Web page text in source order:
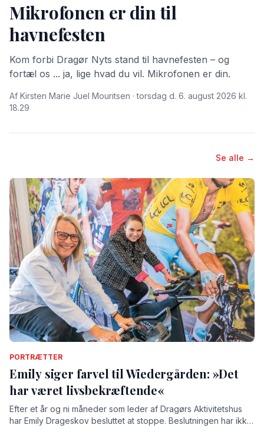
Mikrofonen er din til
havnefesten
Kom forbi Dragør Nyts stand til havnefesten – og
fortæl os ... ja, lige hvad du vil. Mikrofonen er din.
Af Kirsten Marie Juel Mouritsen · torsdag d. 6. august 2026 kl.
18.29
Se alle →
PORTRÆTTER
Emily siger farvel til Wiedergården: »Det
har været livsbekræftende«
Efter et år og ni måneder som leder af Dragørs Aktivitetshus
har Emily Drageskov besluttet at stoppe. Beslutningen har ikke